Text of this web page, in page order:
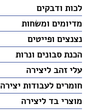
לכות ודבקים
מדיומים ומשחות
נצנצים ופייטים
הכנת סבונים ונרות
עלי זהב ליצירה
חומרים לעבודות יצירה
מוצרי בד ליצירה